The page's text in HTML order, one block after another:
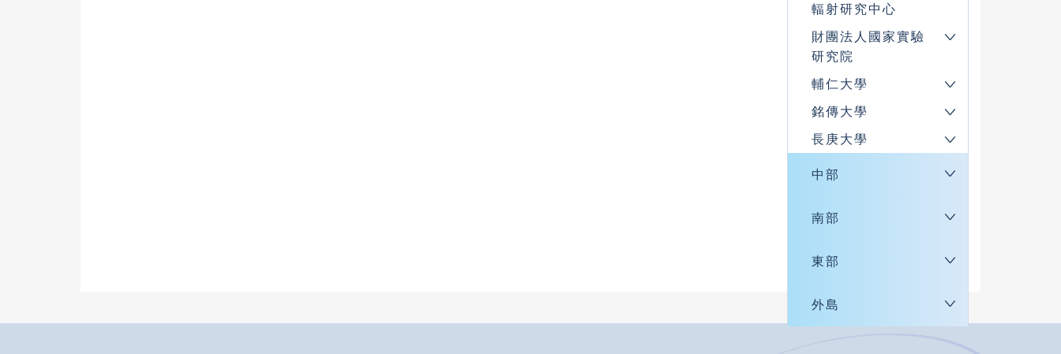
輻射研究中心
財團法人國家實驗
研究院
輔仁大學
銘傳大學
長庚大學
中部
南部
東部
外島